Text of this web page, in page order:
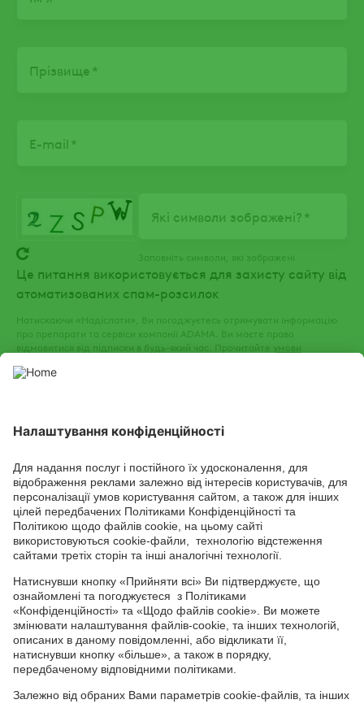
Прізвище
E-mail
Які символи зображені?
Заповніть символи, які зображені
Це питання використовується для захисту сайту від
атоматизованих спам-розсилок
Натискаючи «Надіслати», Ви погоджуєтесь отримувати інформацію
про препарати та сервіси компанії ADAMA. Ви маєте право
відмовитися від підписки в будь-який час. Прочитайте умови
СОЦІАЛЬНІ СЕРВІСИ
Youtube
Channel
FacebookTikTok
Головний офіс: 04050, м. Київ, вул. М. Пимоненка, 13, БЦ "Форум
Ділове Містечко", офіс 4А/41; тел.: +38 044 232 44 14; e-mail:
ukraine@adama.com
Використовуйте пестициди з обережністю. Завжди читайте
етикетку та інформацію про препарат перед використанням,
звертаючи особливу увагу на додаткові інструкції, піктограми
препарату. Інформація та рекомендації, які містяться у тарній